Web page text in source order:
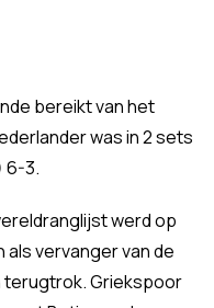
bereikt van het
was in 2 sets
6-3.
werd op
vervanger van de
terugtrok. Griekspoor